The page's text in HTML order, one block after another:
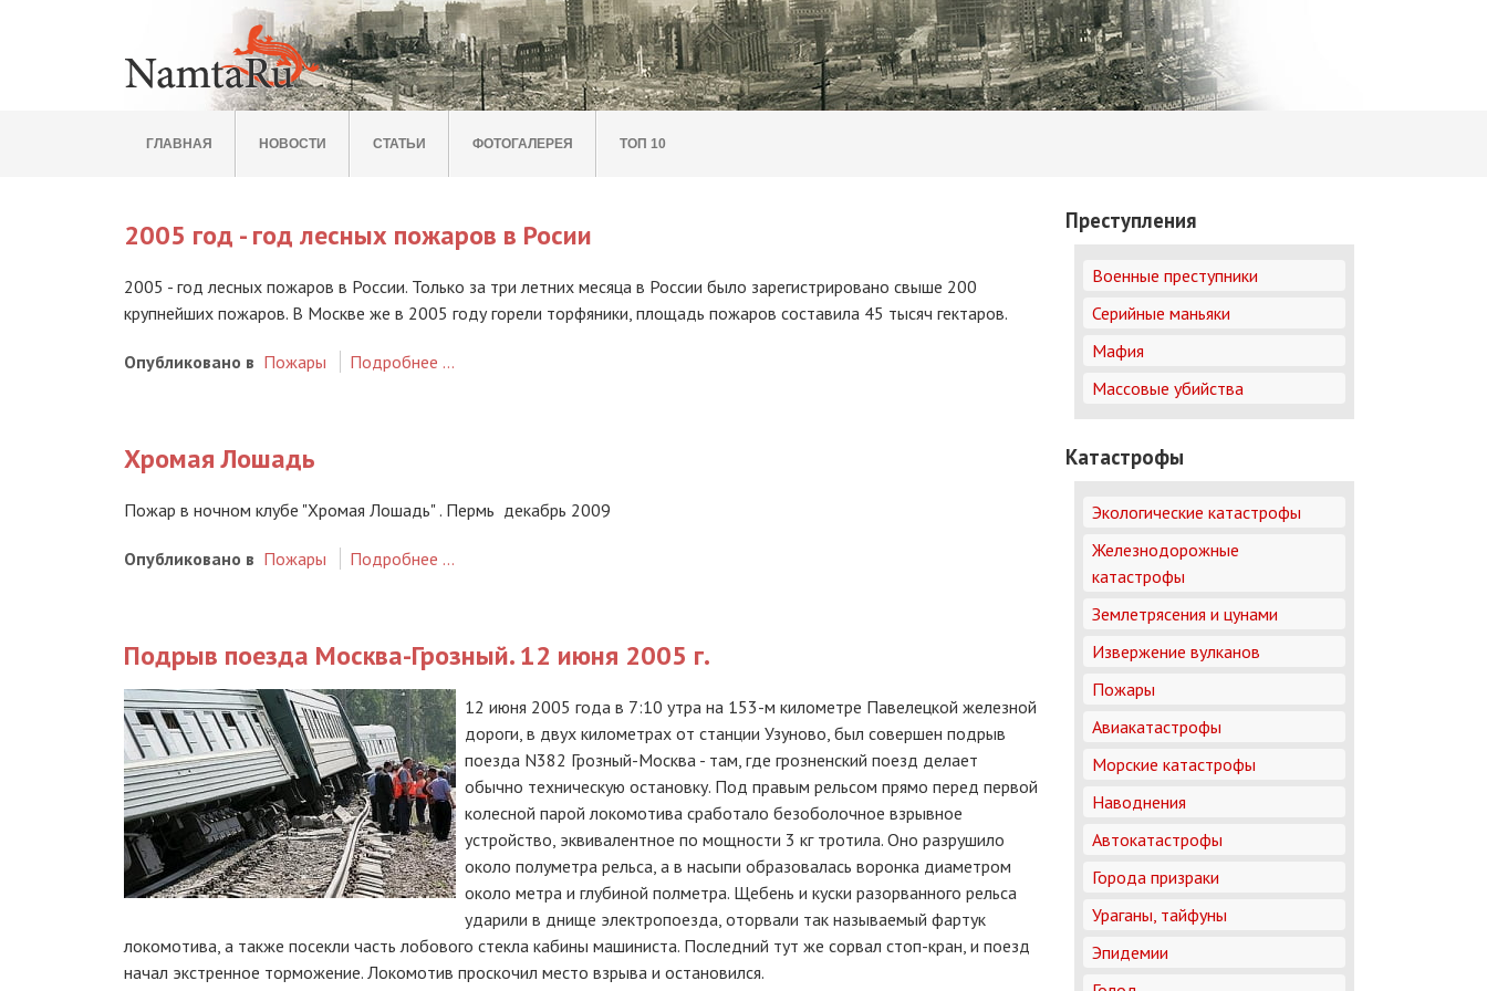
ГЛАВНАЯ НОВОСТИ СТАТЬИ ФОТОГАЛЕРЕЯ ТОП 10
2005 год - год лесных пожаров в Росии
2005 - год лесных пожаров в России. Только за три летних месяца в России было зарегистрировано свыше 200
крупнейших пожаров. В Москве же в 2005 году горели торфяники, площадь пожаров составила 45 тысяч гектаров.
Опубликовано в Пожары Подробнее …
Хромая Лошадь
Пожар в ночном клубе "Хромая Лошадь" . Пермь декабрь 2009
Опубликовано в Пожары Подробнее …
Подрыв поезда Москва-Грозный. 12 июня 2005 г.
12 июня 2005 года в 7:10 утра на 153-м километре Павелецкой железной
дороги, в двух километрах от станции Узуново, был совершен подрыв
поезда N382 Грозный-Москва - там, где грозненский поезд делает
обычно техническую остановку. Под правым рельсом прямо перед первой
колесной парой локомотива сработало безоболочное взрывное
устройство, эквивалентное по мощности 3 кг тротила. Оно разрушило
около полуметра рельса, а в насыпи образовалась воронка диаметром
около метра и глубиной полметра. Щебень и куски разорванного рельса
ударили в днище электропоезда, оторвали так называемый фартук
локомотива, а также посекли часть лобового стекла кабины машиниста. Последний тут же сорвал стоп-кран, и поезд
начал экстренное торможение. Локомотив проскочил место взрыва и остановился.
Преступления
Военные преступники
Серийные маньяки
Мафия
Массовые убийства
Катастрофы
Экологические катастрофы
Железнодорожные
катастрофы
Землетрясения и цунами
Извержение вулканов
Пожары
Авиакатастрофы
Морские катастрофы
Наводнения
Автокатастрофы
Города призраки
Ураганы, тайфуны
Эпидемии